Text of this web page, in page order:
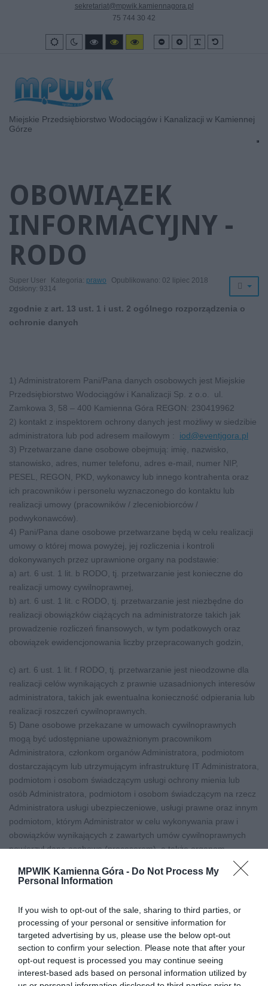
MPWIK Kamienna Góra - Do Not Process My
Personal Information
If you wish to opt-out of the sale, sharing to third parties, or
processing of your personal or sensitive information for
targeted advertising by us, please use the below opt-out
section to confirm your selection. Please note that after your
opt-out request is processed you may continue seeing
interest-based ads based on personal information utilized by
sekretariat@mpwik.kamiennagora.pl
75 744 30 42
Wygląd
standardowy
Tryb
nocny
High
contrast
High
contrast
High
contrast
Smaller
font
Larger
font
Default
font
Miejskie Przedsiębiorstwo Wodociągów i Kanalizacji w Kamiennej
Górze
OBOWIĄZEK
INFORMACYJNY -
RODO
Super User Kategoria: prawo
Opublikowano: 02 lipiec 2018
Odsłony: 9314
zgodnie z art. 13 ust. 1 i ust. 2 ogólnego rozporządzenia o
ochronie danych
1) Administratorem Pani/Pana danych osobowych jest Miejskie
Przedsiębiorstwo Wodociągów i Kanalizacji Sp. z o.o. ul.
Zamkowa 3, 58 – 400 Kamienna Góra REGON: 230419962
2) kontakt z inspektorem ochrony danych jest możliwy w siedzibie
administratora lub pod adresem mailowym : iod@eventjgora.pl
3) Przetwarzane dane osobowe obejmują: imię, nazwisko,
stanowisko, adres, numer telefonu, adres e-mail, numer NIP,
PESEL, REGON, PKD, wykonawcy lub innego kontrahenta oraz
ich pracowników i personelu wyznaczonego do kontaktu lub
realizacji umowy (pracowników / zleceniobiorców /
podwykonawców).
4) Pani/Pana dane osobowe przetwarzane będą w celu realizacji
umowy o której mowa powyżej, jej rozliczenia i kontroli
dokonywanych przez uprawnione organy na podstawie:
a) art. 6 ust. 1 lit. b RODO, tj. przetwarzanie jest konieczne do
realizacji umowy cywilnoprawnej,
b) art. 6 ust. 1 lit. c RODO, tj. przetwarzanie jest niezbędne do
realizacji obowiązków ciążących na administratorze takich jak
prowadzenie rozliczeń finansowych, w tym podatkowych oraz
obowiązek ewidencjonowania liczby przepracowanych godzin,
c) art. 6 ust. 1 lit. f RODO, tj. przetwarzanie jest nieodzowne dla
realizacji celów wynikających z prawnie uzasadnionych interesów
administratora, takich jak ewentualna konieczność odpierania lub
realizacji roszczeń cywilnoprawnych.
5) Dane osobowe przekazane w umowach cywilnoprawnych
mogą być udostępniane upoważnionym pracownikom
Administratora, członkom organów Administratora, podmiotom
dostarczającym lub utrzymującym infrastrukturę IT Administratora,
podmiotom i osobom świadczącym usługi ochrony mienia lub
osób Administratora, podmiotom i osobom świadczącym na rzecz
Administratora usługi ubezpieczeniowe, usługi prawne oraz innym
podmiotom, którym Administrator w celu wykonywania praw i
obowiązków wynikających z zawartych umów cywilnoprawnych
powierzył dane osobowe (procesorom), a także organom
uprawnionym do otrzymywania danych osobowych na podstawie
przepisów prawa.
7) Pani/Pana dane osobowe będą przetwarzane w ramach
dokumentacji prowadzonej przez Administratora w formie
papierowej i elektronicznej na podstawie przepisów prawa do
czasu przedawnienia roszczeń obu stron z tytułu wykonania
umowy oraz jeżeli dotyczy nie krócej niż okres wskazany w